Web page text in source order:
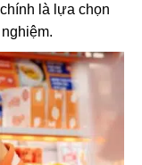
là lựa chọn